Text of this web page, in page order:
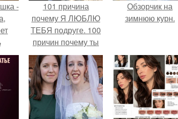
-
и
101 причина
почему Я ЛЮБЛЮ
ТЕБЯ подруге. 100
причин почему ты
моя лучшая
подруга.
Обзорчик на
зимнюю курн.